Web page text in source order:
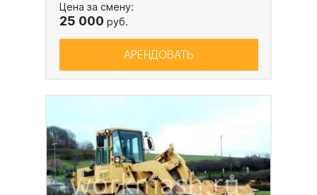
Цена за смену:
25 000 руб.
АРЕНДОВАТЬ